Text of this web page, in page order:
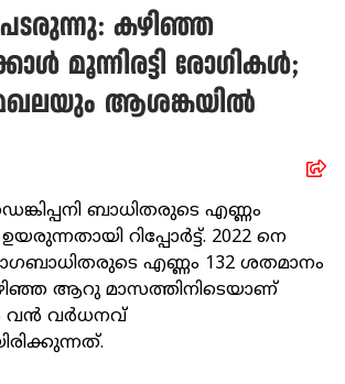
പടരുന്നു: കഴിഞ്ഞ
മൂന്നിരട്ടി രോഗികള്‍;
ആശങ്കയില്‍
ബാധിതരുടെ എണ്ണം
റിപ്പോര്‍ട്ട്. 2022 നെ
എണ്ണം 132 ശതമാനം
ആറു മാസത്തിനിടെയാണ്
വര്‍ധനവ്